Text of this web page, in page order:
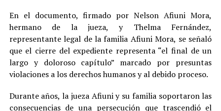
En el documento, firmado por Nelson Afiuni Mora,
hermano de la jueza, y Thelma Fernández,
representante legal de la familia Afiuni Mora, se señaló
que el cierre del expediente representa “el final de un
largo y doloroso capítulo” marcado por presuntas
violaciones a los derechos humanos y al debido proceso.
Durante años, la jueza Afiuni y su familia soportaron las
consecuencias de una persecución que trascendió el